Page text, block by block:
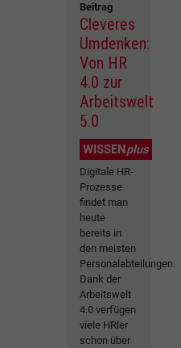
Beitrag
Cleveres
Umdenken:
Von HR
4.0 zur
Arbeitswelt
5.0
WISSENplus
Digitale HR-
Prozesse
findet man
heute
bereits in
den meisten
Personalabteilungen.
Dank der
Arbeitswelt
4.0 verfügen
viele HRler
schon über